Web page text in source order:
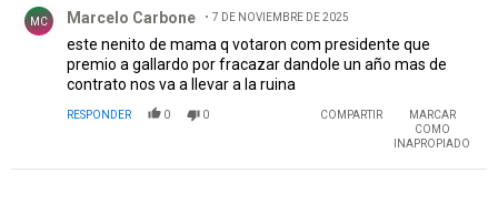
MC Marcelo Carbone 7 DE NOVIEMBRE DE 2025
este nenito de mama q votaron com presidente que
premio a gallardo por fracazar dandole un año mas de
contrato nos va a llevar a la ruina
RESPONDER 0 0 COMPARTIR
MARCAR
COMO
INAPROPIADO